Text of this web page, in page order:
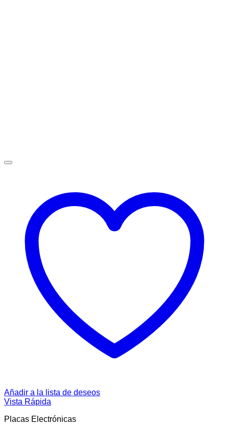
Añadir a la lista de deseos
Vista Rápida
Placas Electrónicas